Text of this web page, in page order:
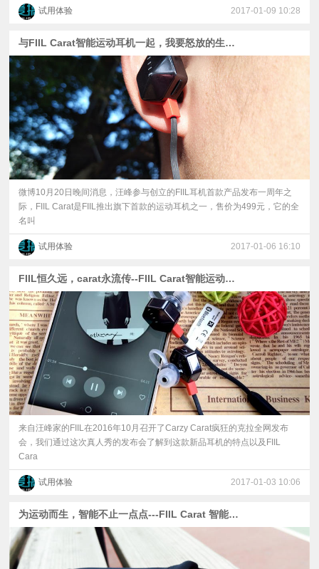
试用体验 2017-01-09 10:28
与FIIL Carat智能运动耳机一起，我要怒放的生命。
微博10月20日晚间消息，汪峰参与创立的FIIL耳机首款产品发布一周年之
际，FIIL Carat是FIIL推出旗下首款的运动耳机之一，售价为499元，它的全
名叫
试用体验 2017-01-06 16:10
FIIL恒久远，carat永流传--FIIL Carat智能运动耳机
来自汪峰家的FIIL在2016年10月召开了Carzy Carat疯狂的克拉全网发布
会，我们通过这次真人秀的发布会了解到这款新品耳机的特点以及FIIL
Cara
试用体验 2017-01-03 10:06
为运动而生，智能不止一点点---FIIL Carat 智能运动耳机